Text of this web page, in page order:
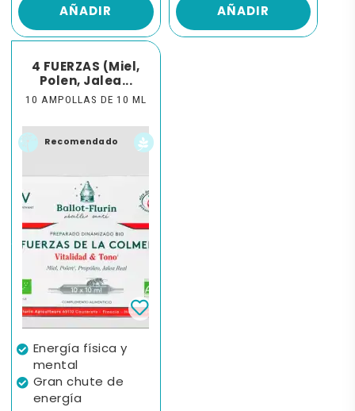
AÑADIR AÑADIR
4 FUERZAS (Miel,
Polen, Jalea...
10 AMPOLLAS DE 10 ML
Recomendado
Energía física y
mental
Gran chute de
energía